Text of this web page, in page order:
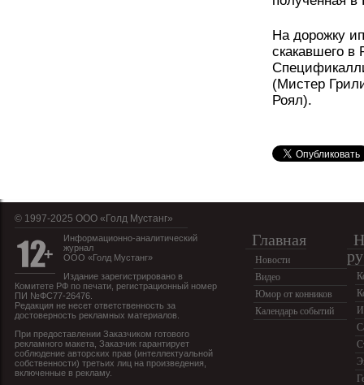
На дорожку
скакавшего
(Мистер
Роял).
© 1997-2025 OOO «Голд Мустанг»
Информационно-аналитический
журнал
ООО «Голд Мустанг»
Издание зарегистрировано в
Комитете РФ по печати, регистрационный номер
ПИ №ФС77-26476.
Редакция не несет ответственность за
достоверность рекламных материалов.
При предоставлении Заказчиком готового
рекламного макета, Заказчик гарантирует
соблюдение авторских прав (интеллектуальной
собственности) третьих лиц на произведения,
включенные в рекламу.
Главная
Новости
Видео
Юмор от конников
Календарь событий